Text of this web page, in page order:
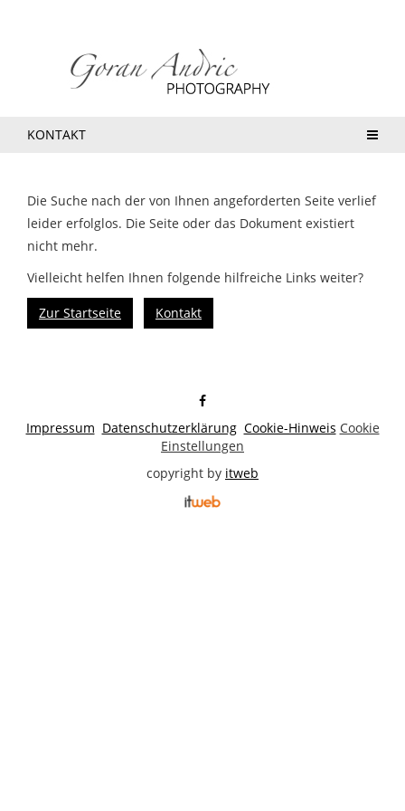
KONTAKT
Die Suche nach der von Ihnen angeforderten Seite verlief
leider erfolglos. Die Seite oder das Dokument existiert
nicht mehr.
Vielleicht helfen Ihnen folgende hilfreiche Links weiter?
Zur Startseite Kontakt
Impressum Datenschutzerklärung Cookie-Hinweis Cookie
Einstellungen
copyright by itweb